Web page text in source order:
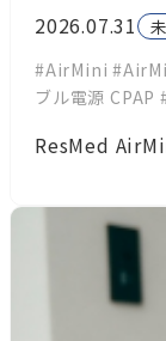
2026.07.31
ResMed
#AirMini
ブル電源 CPAP